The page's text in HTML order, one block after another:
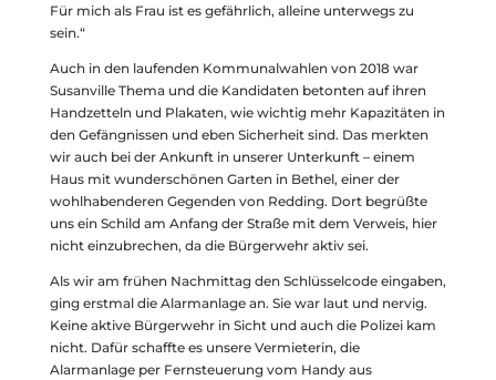
Für mich als Frau ist es gefährlich, alleine unterwegs zu
sein.“
Auch in den laufenden Kommunalwahlen von 2018 war
Susanville Thema und die Kandidaten betonten auf ihren
Handzetteln und Plakaten, wie wichtig mehr Kapazitäten in
den Gefängnissen und eben Sicherheit sind. Das merkten
wir auch bei der Ankunft in unserer Unterkunft – einem
Haus mit wunderschönen Garten in Bethel, einer der
wohlhabenderen Gegenden von Redding. Dort begrüßte
uns ein Schild am Anfang der Straße mit dem Verweis, hier
nicht einzubrechen, da die Bürgerwehr aktiv sei.
Als wir am frühen Nachmittag den Schlüsselcode eingaben,
ging erstmal die Alarmanlage an. Sie war laut und nervig.
Keine aktive Bürgerwehr in Sicht und auch die Polizei kam
nicht. Dafür schaffte es unsere Vermieterin, die
Alarmanlage per Fernsteuerung vom Handy aus